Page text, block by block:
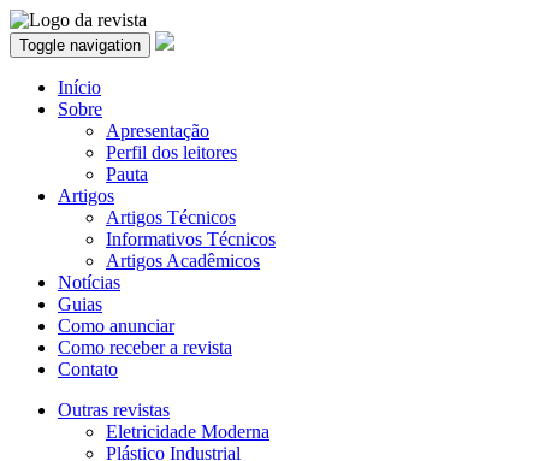
Toggle navigation
Início
Sobre
Apresentação
Perfil dos leitores
Pauta
Artigos
Artigos Técnicos
Informativos Técnicos
Artigos Acadêmicos
Notícias
Guias
Como anunciar
Como receber a revista
Contato
Outras revistas
Eletricidade Moderna
Plástico Industrial